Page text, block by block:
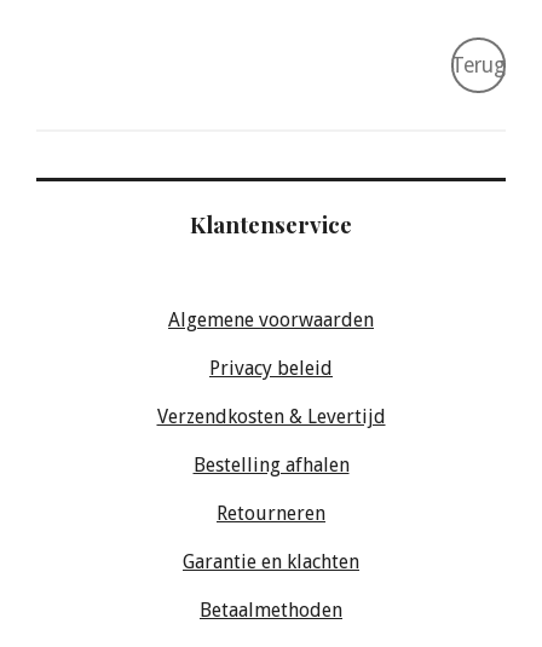
Terug
Klantenservice
Algemene voorwaarden
Privacy beleid
Verzendkosten & Levertijd
Bestelling afhalen
Retourneren
Garantie en klachten
Betaalmethoden